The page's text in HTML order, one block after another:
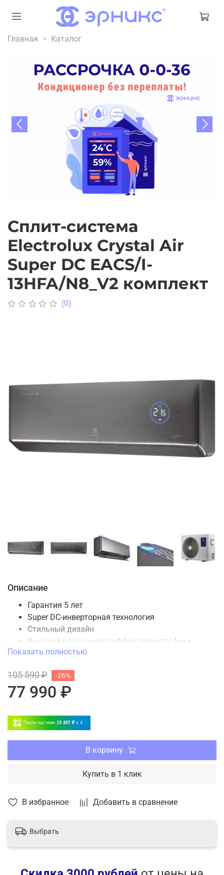
Главная Каталог
Cплит-система
Electrolux Crystal Air
Super DC EACS/I-
13HFA/N8_V2 комплект
(0)
В избранное Добавить в сравнение
Описание
Гарантия 5 лет
Super DC-инверторная технология
Стильный дизайн
Высокий класс энергоэффективности А+++
Диапазон температур от -20 до +53⁰С
Режим iFeel
Регулировка горизонтальных и вертикальных
Низкий уровень шума (18 дБ)
Наивысший класс энергоэффективности А+++
НЕРА-фильтр класса Н11
УФ-стерилизация воздуха
Показать полностью
105 590 ₽
77 990 ₽
-26%
Плати частями 19 497 ₽ x 4
В корзину
Купить в 1 клик
Выбрать